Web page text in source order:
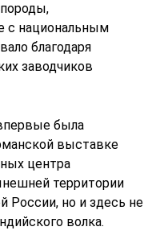
с национальным
благодаря
заводчиков
была
выставке
центра
территории
России, но и здесь не
волка.